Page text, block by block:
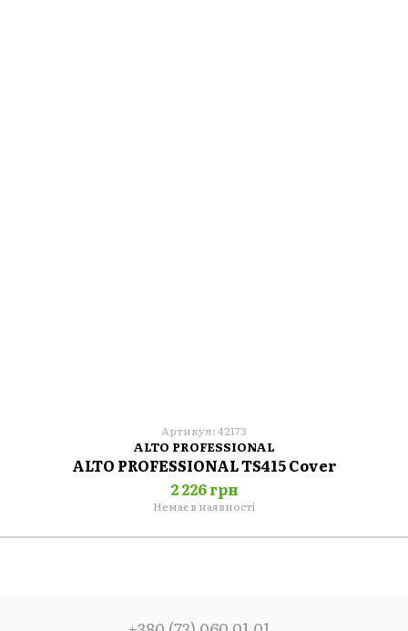
Артикул: 42173
ALTO PROFESSIONAL
ALTO PROFESSIONAL TS415 Cover
2 226 грн
Немає в наявності